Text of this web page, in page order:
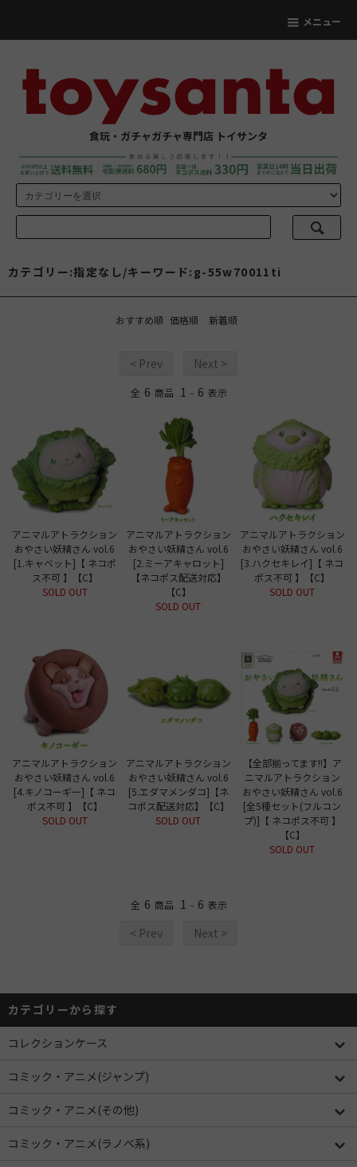
メニュー
食玩・ガチャガチャ専門店 トイサンタ
カテゴリー:指定なし/キーワード:g-55w70011ti
おすすめ順 価格順 新着順
< Prev Next >
全 6 商品 1 - 6 表示
アニマルアトラクション
おやさい妖精さん vol.6
[1.キャベット]【 ネコポ
ス不可 】【C】
SOLD OUT
アニマルアトラクション
おやさい妖精さん vol.6
[2.ミーアキャロット]
【ネコポス配送対応】
【C】
SOLD OUT
アニマルアトラクション
おやさい妖精さん vol.6
[3.ハクセキレイ]【 ネコ
ポス不可 】【C】
SOLD OUT
アニマルアトラクション
おやさい妖精さん vol.6
[4.キノコーギー]【 ネコ
ポス不可 】【C】
SOLD OUT
アニマルアトラクション
おやさい妖精さん vol.6
[5.エダマメンダコ]【ネ
コポス配送対応】【C】
SOLD OUT
【全部揃ってます!!】ア
ニマルアトラクション
おやさい妖精さん vol.6
[全5種セット(フルコン
プ)]【 ネコポス不可 】
【C】
SOLD OUT
全 6 商品 1 - 6 表示
< Prev Next >
カテゴリーから探す
コレクションケース
コミック・アニメ(ジャンプ)
コミック・アニメ(その他)
コミック・アニメ(ラノベ系)